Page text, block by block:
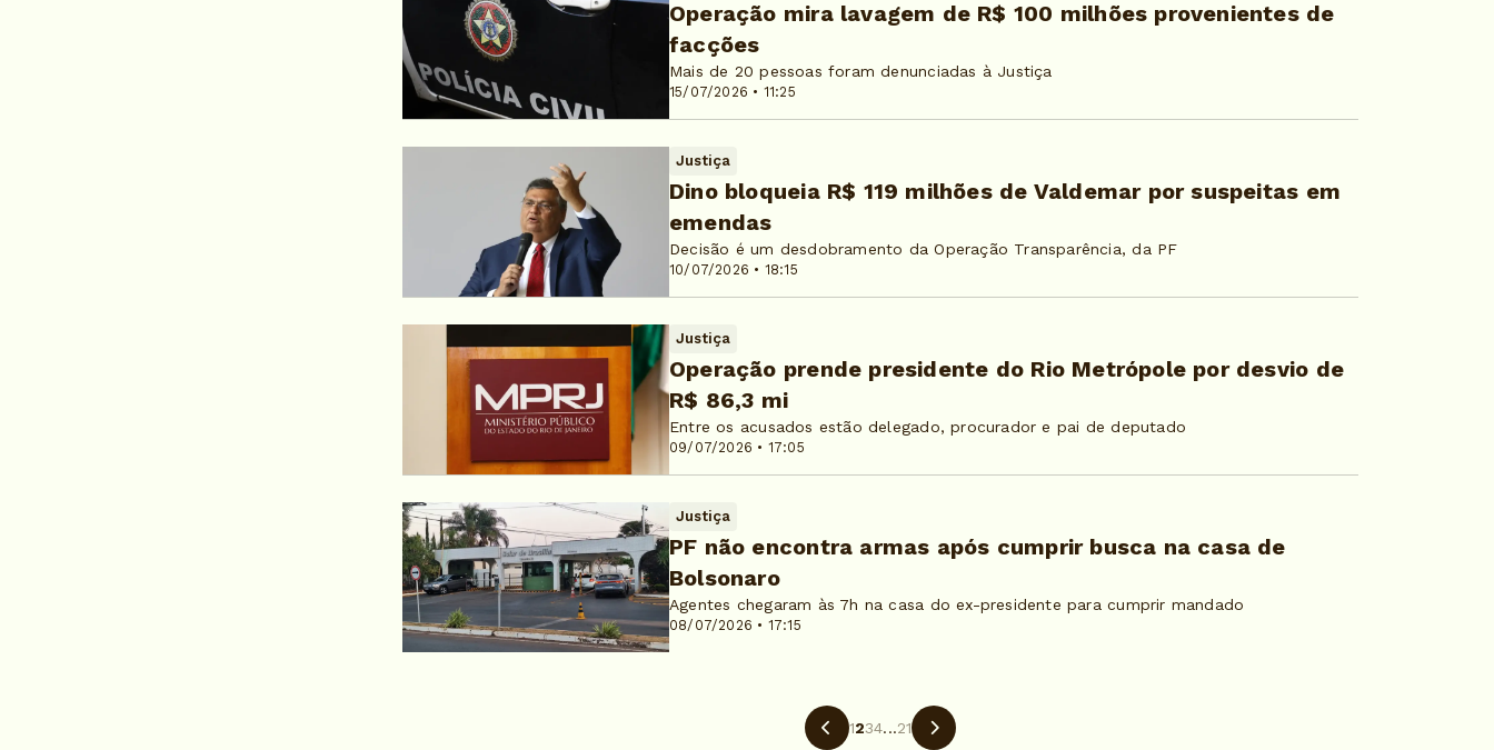
15/07/2026 • 11:25
Operação mira lavagem de R$ 100 milhões provenientes de
facções
Mais de 20 pessoas foram denunciadas à Justiça
Justiça
10/07/2026 • 18:15
Dino bloqueia R$ 119 milhões de Valdemar por suspeitas em
emendas
Decisão é um desdobramento da Operação Transparência, da PF
Justiça
09/07/2026 • 17:05
Operação prende presidente do Rio Metrópole por desvio de
R$ 86,3 mi
Entre os acusados estão delegado, procurador e pai de deputado
Justiça
08/07/2026 • 17:15
PF não encontra armas após cumprir busca na casa de
Bolsonaro
Agentes chegaram às 7h na casa do ex-presidente para cumprir mandado
1234...21